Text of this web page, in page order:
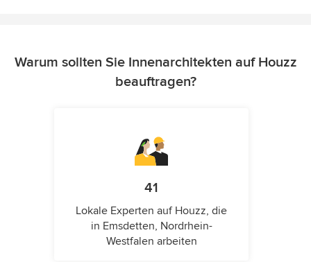
Warum sollten Sie Innenarchitekten auf Houzz
beauftragen?
41
Lokale Experten auf Houzz, die
in Emsdetten, Nordrhein-
Westfalen arbeiten